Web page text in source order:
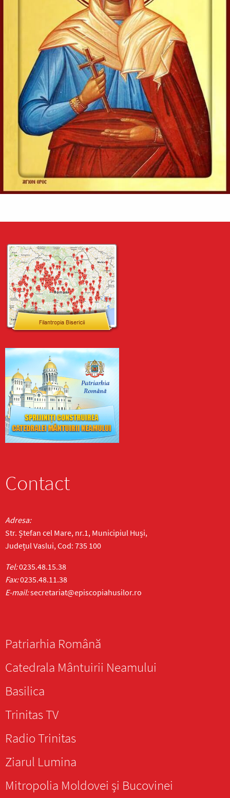
Contact
Adresa:
Str. Ștefan cel Mare, nr.1, Municipiul Huși,
Județul Vaslui, Cod: 735 100
Tel:0235.48.15.38
Fax:0235.48.11.38
E-mail:secretariat@episcopiahusilor.ro
Patriarhia Română
Catedrala Mântuirii Neamului
Basilica
Trinitas TV
Radio Trinitas
Ziarul Lumina
Mitropolia Moldovei și Bucovinei